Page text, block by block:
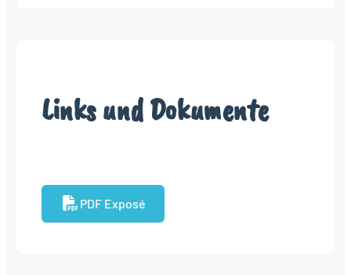
Links und Dokumente
PDF Exposé